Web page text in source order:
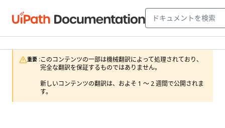
重要 :このコンテンツの一部は機械翻訳によって処理されており、
完全な翻訳を保証するものではありません。
新しいコンテンツの翻訳は、およそ 1 ～ 2 週間で公開されま
す。